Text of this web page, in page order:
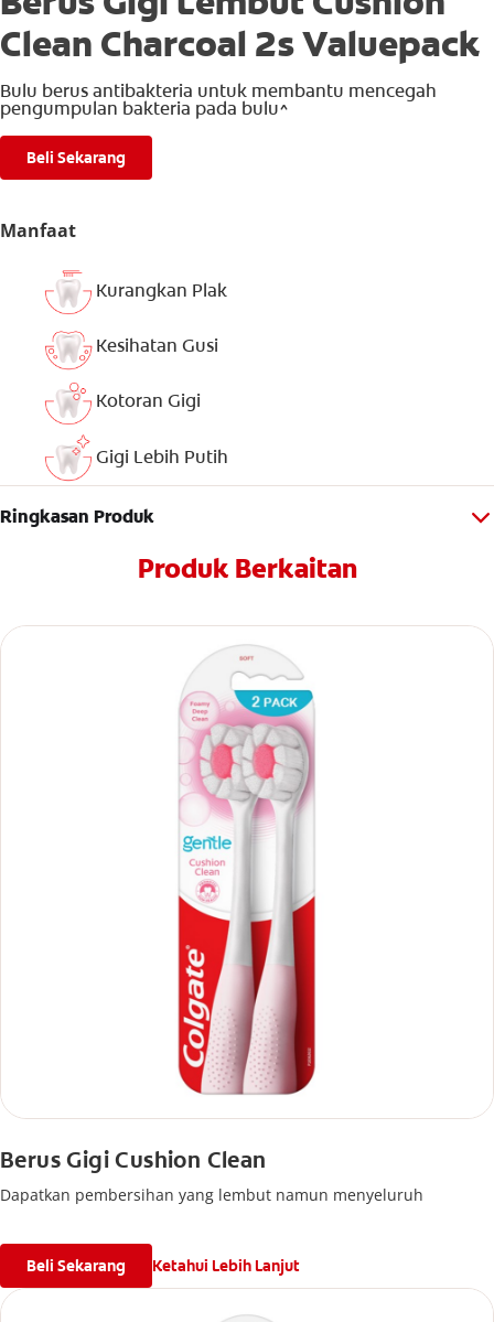
Clean Charcoal 2s Valuepack
Bulu berus antibakteria untuk membantu mencegah
pengumpulan bakteria pada bulu^
Beli Sekarang
Manfaat
Kurangkan Plak
Kesihatan Gusi
Kotoran Gigi
Gigi Lebih Putih
Ringkasan Produk
Produk Berkaitan
Berus Gigi Cushion Clean
Dapatkan pembersihan yang lembut namun menyeluruh
Beli Sekarang Ketahui Lebih Lanjut